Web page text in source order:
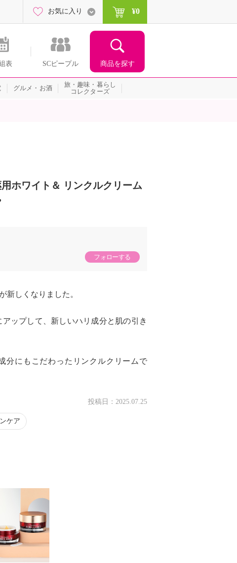
表 SCピープル 商品を探す
お気に入り ¥0
グルメ・お酒
旅・趣味・暮らし
コレクターズ
ホワイト＆ リンクルクリーム
フォローする
新しくなりました。
ップして、新しいハリ成分と肌の引き
分にもこだわったリンクルクリームで
投稿日： 2025.07.25
ケア